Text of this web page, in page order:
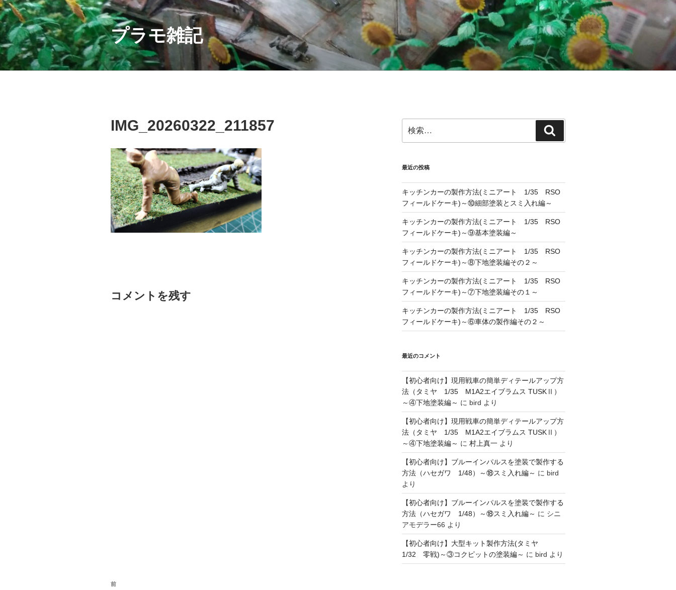
コ
ン
テ
ン
ツ
へ
プラモ雑記
IMG_20260322_211857
コメントを残す
投
前
前
索:
索
最近の投稿
キッチンカーの製作方法(ミニアート 1/35 RSO
フィールドケーキ)～⑩細部塗装とスミ入れ編～
キッチンカーの製作方法(ミニアート 1/35 RSO
フィールドケーキ)～⑨基本塗装編～
キッチンカーの製作方法(ミニアート 1/35 RSO
フィールドケーキ)～⑧下地塗装編その２～
キッチンカーの製作方法(ミニアート 1/35 RSO
フィールドケーキ)～⑦下地塗装編その１～
キッチンカーの製作方法(ミニアート 1/35 RSO
フィールドケーキ)～⑥車体の製作編その２～
最近のコメント
【初心者向け】現用戦車の簡単ディテールアップ方
法（タミヤ 1/35 M1A2エイブラムス TUSKⅡ）
～④下地塗装編～ に bird より
【初心者向け】現用戦車の簡単ディテールアップ方
法（タミヤ 1/35 M1A2エイブラムス TUSKⅡ）
～④下地塗装編～ に 村上真一より
【初心者向け】ブルーインパルスを塗装で製作する
方法（ハセガワ 1/48）～⑱スミ入れ編～ に bird
より
【初心者向け】ブルーインパルスを塗装で製作する
方法（ハセガワ 1/48）～⑱スミ入れ編～ に シニ
アモデラー66 より
【初心者向け】大型キット製作方法(タミヤ
1/32 零戦)～③コクピットの塗装編～ に bird より